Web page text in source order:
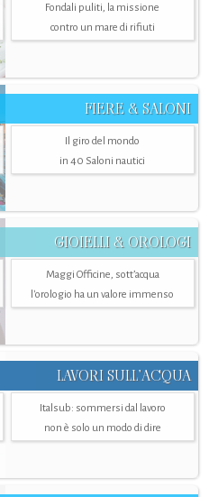
Fondali puliti, la missione
contro un mare di rifiuti
FIERE & SALONI
Il giro del mondo
in 40 Saloni nautici
GIOIELLI & OROLOGI
Maggi Officine, sott’acqua
l'orologio ha un valore immenso
LAVORI SULL’ACQUA
Italsub: sommersi dal lavoro
non è solo un modo di dire